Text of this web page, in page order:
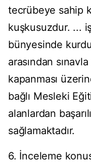
tecrübeye sahip
kuşkusuzdur. ...
bünyesinde
arasından
kapanması
bağlı Mesleki
alanlardan
sağlamaktadır.
6. İnceleme